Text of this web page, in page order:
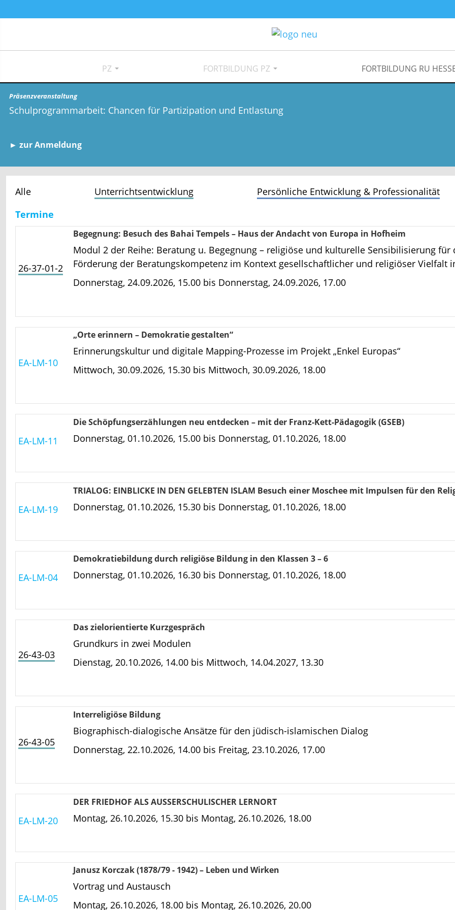
PZ FORTBILDUNG PZ FORTBILDUNG RU
Präsenzveranstaltung
Schulprogrammarbeit: Chancen für Partizipation und Entlastung
► zur Anmeldung
Alle Unterrichtsentwicklung Persönliche Entwicklung & Professionalität
Termine
26-37-01-2
Begegnung: Besuch des Bahai Tempels – Haus der Andacht von Europa in Hofheim
Modul 2 der Reihe: Beratung u. Begegnung – religiöse und kulturelle Sensibilisierung
Förderung der Beratungskompetenz im Kontext gesellschaftlicher und religiöser Vielfalt
Donnerstag, 24.09.2026, 15.00 bis Donnerstag, 24.09.2026, 17.00
EA-LM-10
„Orte erinnern – Demokratie gestalten“
Erinnerungskultur und digitale Mapping-Prozesse im Projekt „Enkel Europas“
Mittwoch, 30.09.2026, 15.30 bis Mittwoch, 30.09.2026, 18.00
EA-LM-11
Die Schöpfungserzählungen neu entdecken – mit der Franz-Kett-Pädagogik (GSEB)
Donnerstag, 01.10.2026, 15.00 bis Donnerstag, 01.10.2026, 18.00
EA-LM-19
TRIALOG: EINBLICKE IN DEN GELEBTEN ISLAM Besuch einer Moschee mit Impulsen für den
Donnerstag, 01.10.2026, 15.30 bis Donnerstag, 01.10.2026, 18.00
EA-LM-04
Demokratiebildung durch religiöse Bildung in den Klassen 3 – 6
Donnerstag, 01.10.2026, 16.30 bis Donnerstag, 01.10.2026, 18.00
26-43-03
Das zielorientierte Kurzgespräch
Grundkurs in zwei Modulen
Dienstag, 20.10.2026, 14.00 bis Mittwoch, 14.04.2027, 13.30
26-43-05
Interreligiöse Bildung
Biographisch-dialogische Ansätze für den jüdisch-islamischen Dialog
Donnerstag, 22.10.2026, 14.00 bis Freitag, 23.10.2026, 17.00
EA-LM-20
DER FRIEDHOF ALS AUSSERSCHULISCHER LERNORT
Montag, 26.10.2026, 15.30 bis Montag, 26.10.2026, 18.00
EA-LM-05
Janusz Korczak (1878/79 - 1942) – Leben und Wirken
Vortrag und Austausch
Montag, 26.10.2026, 18.00 bis Montag, 26.10.2026, 20.00